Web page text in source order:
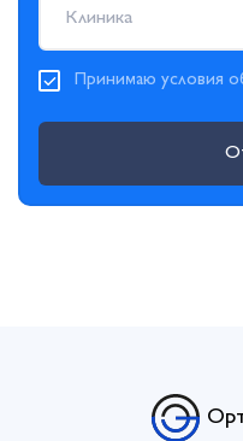
Клиника
Принимаю условия